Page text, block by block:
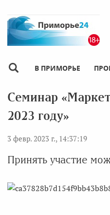
В ПРИМОРЬЕ
Семинар
2023 году»
3 февр. 2023 г., 14:37:19
Принять участие